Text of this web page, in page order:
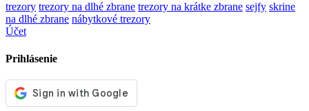
trezory trezory na dlhé zbrane trezory na krátke zbrane sejfy skrine
na dlhé zbrane nábytkové trezory
Účet
Prihlásenie